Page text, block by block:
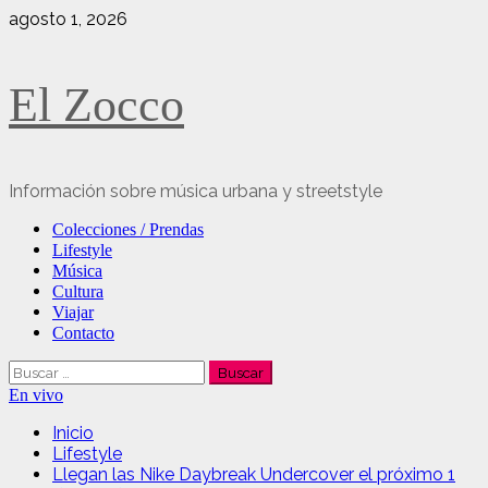
Saltar
agosto 1, 2026
El Zocco
Información sobre música urbana y streetstyle
Menú
principal
Colecciones / Prendas
Lifestyle
Música
Cultura
Viajar
Contacto
Buscar:
En vivo
Inicio
Lifestyle
Llegan las Nike Daybreak Undercover el próximo 1